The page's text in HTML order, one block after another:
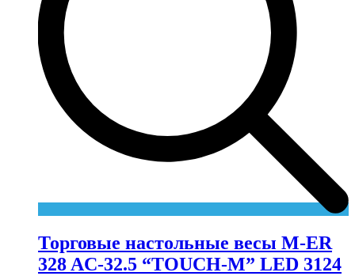
Торговые настольные весы M-ER
328 AC-32.5 “TOUCH-M” LED 3124